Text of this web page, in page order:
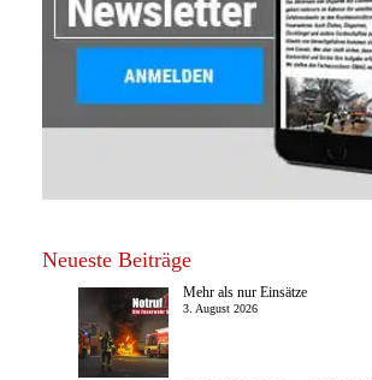
Neueste Beiträge
Mehr als nur Einsätze
3. August 2026